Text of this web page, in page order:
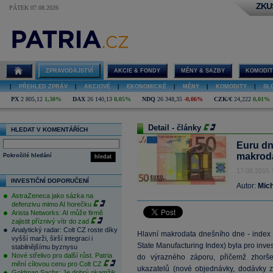
PÁTEK 07.08.2026
ZPRAVODAJSTVÍ AKCIE & FONDY MĚNY & SAZBY
PŘEHLED ZPRÁV AKCIOVÉ EKONOMICKÉ MĚNY KOMODITY
PX 2 805,12 1,30% DAX 26 140,13 0,05% NDQ 26 348,35 -0,06% CZK/€ 24,222 0,01%
HLEDAT V KOMENTÁŘÍCH
hledat
Pokročilé hledání
INVESTIČNÍ DOPORUČENÍ
AstraZeneca jako sázka na
defenzivu mimo AI horečku
Arista Networks: AI může firmě
zajistit příznivý vítr do zad
Analytický radar: Colt CZ roste díky
vyšší marži, širší integraci i
stabilnějšímu byznysu
Nové střelivo pro další růst. Patria
mění cílovou cenu pro Colt CZ
Detail - články
Euru
17.08.2015
Autor:
Hlavní makrodata dnešního dne -
State Manufacturing Index) byla pro
do výrazného záporu, přičemž
ukazatelů (nové objednávky, dodávky